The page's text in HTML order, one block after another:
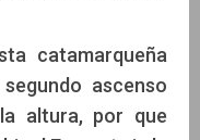
catamarqueña
ascenso
altura, por que